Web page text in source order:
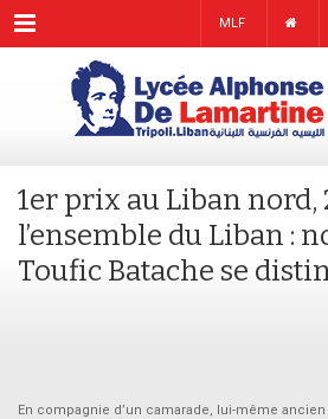
Menu MLF
1er prix au Liban
l’ensemble du Liban :
Toufic Batache se
En compagnie d’un camarade, lui-même ancien